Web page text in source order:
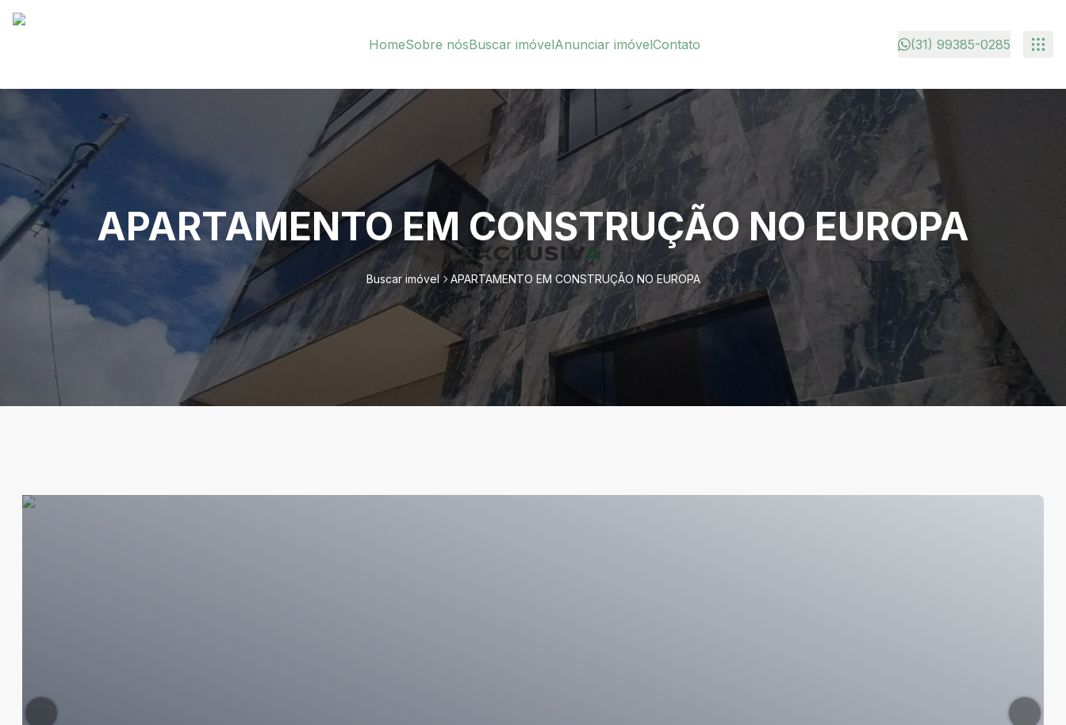
HomeSobre nósBuscar imóvelAnunciar imóvelContato (31) 99385-0285
APARTAMENTO EM CONSTRUÇÃO NO EUROPA
Buscar imóvel APARTAMENTO EM CONSTRUÇÃO NO EUROPA